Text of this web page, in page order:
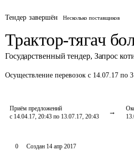
Тендер завершён Несколько поставщиков
Трактор-тягач
Государственный тендер, Запрос
Осуществление перевозок с 14.07.17 по
Приём предложений
с 14.04.17, 20:43 по 13.07.17, 20:43
0 Создан 14 апр 2017